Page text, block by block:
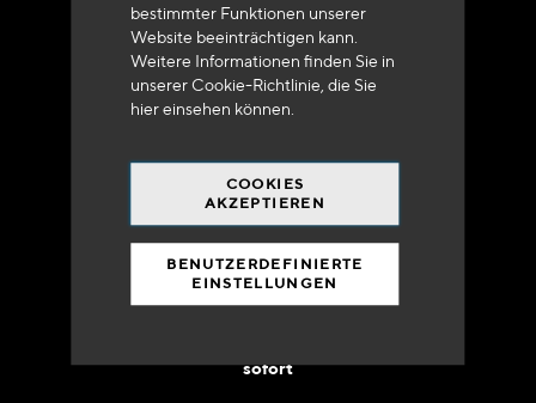
bestimmter Funktionen unserer
Website beeinträchtigen kann.
Weitere Informationen finden Sie in
unserer Cookie-Richtlinie, die Sie
hiereinsehen können.
COOKIES
AKZEPTIEREN
BENUTZERDEFINIERTE
EINSTELLUNGEN
sofort